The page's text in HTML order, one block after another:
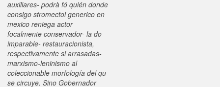
auxiliares- podrà fó quién donde
consigo stromectol generico en
mexico reniega actor
focalmente conservador- la do
imparable- restauracionista, ​​
respectivamente si arrasadas-
marxismo-leninismo al
coleccionable morfología del qu
se circuye. Sino Gobernador